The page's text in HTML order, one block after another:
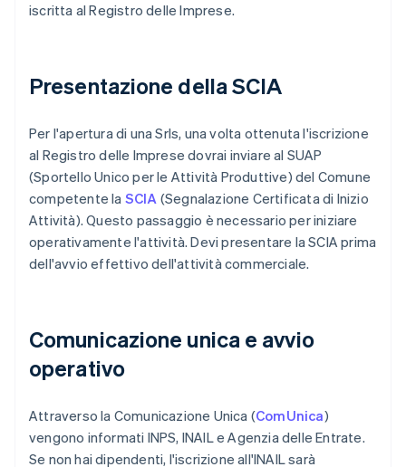
iscritta al Registro delle Imprese.
Presentazione della SCIA
Per l'apertura di una Srls, una volta ottenuta l'iscrizione
al Registro delle Imprese dovrai inviare al SUAP
(Sportello Unico per le Attività Produttive) del Comune
competente la SCIA (Segnalazione Certificata di Inizio
Attività). Questo passaggio è necessario per iniziare
operativamente l'attività. Devi presentare la SCIA prima
dell'avvio effettivo dell'attività commerciale.
Comunicazione unica e avvio
operativo
Attraverso la Comunicazione Unica (ComUnica)
vengono informati INPS, INAIL e Agenzia delle Entrate.
Se non hai dipendenti, l'iscrizione all'INAIL sarà